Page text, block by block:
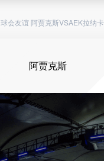
球会友谊 阿贾克斯VSAEK拉纳卡
阿贾克斯